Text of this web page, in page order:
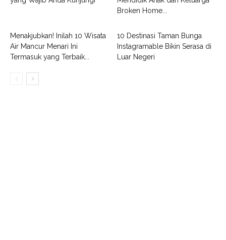
Broken Home...
Menakjubkan! Inilah 10 Wisata
Air Mancur Menari Ini
Termasuk yang Terbaik...
10 Destinasi Taman Bunga
Instagramable Bikin Serasa di
Luar Negeri